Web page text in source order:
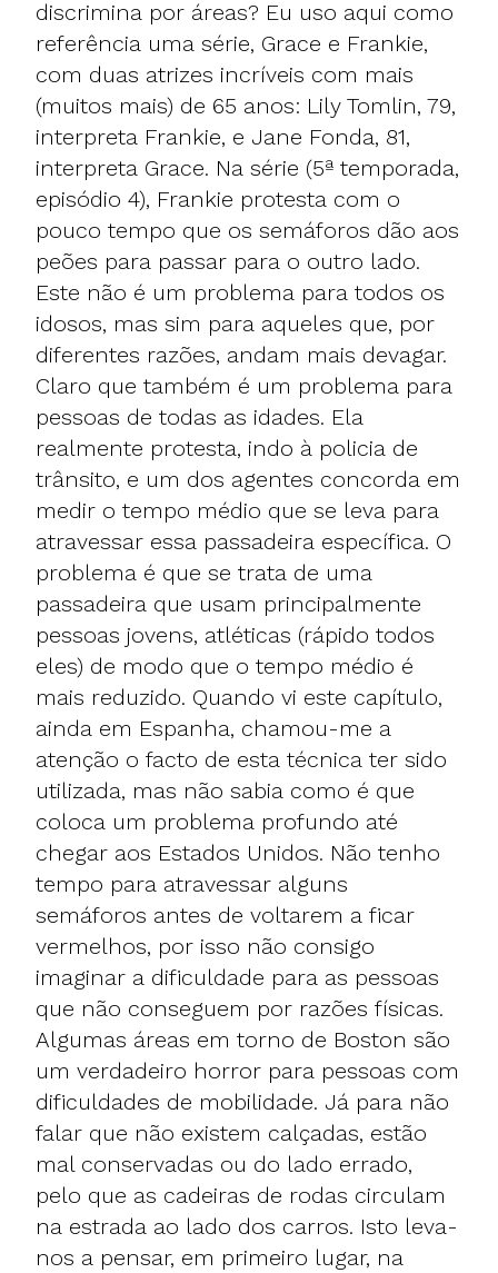
discrimina por áreas? Eu uso aqui como
referência uma série, Grace e Frankie,
com duas atrizes incríveis com mais
(muitos mais) de 65 anos: Lily Tomlin, 79,
interpreta Frankie, e Jane Fonda, 81,
interpreta Grace. Na série (5ª temporada,
episódio 4), Frankie protesta com o
pouco tempo que os semáforos dão aos
peões para passar para o outro lado.
Este não é um problema para todos os
idosos, mas sim para aqueles que, por
diferentes razões, andam mais devagar.
Claro que também é um problema para
pessoas de todas as idades. Ela
realmente protesta, indo à policia de
trânsito, e um dos agentes concorda em
medir o tempo médio que se leva para
atravessar essa passadeira específica. O
problema é que se trata de uma
passadeira que usam principalmente
pessoas jovens, atléticas (rápido todos
eles) de modo que o tempo médio é
mais reduzido. Quando vi este capítulo,
ainda em Espanha, chamou-me a
atenção o facto de esta técnica ter sido
utilizada, mas não sabia como é que
coloca um problema profundo até
chegar aos Estados Unidos. Não tenho
tempo para atravessar alguns
semáforos antes de voltarem a ficar
vermelhos, por isso não consigo
imaginar a dificuldade para as pessoas
que não conseguem por razões físicas.
Algumas áreas em torno de Boston são
um verdadeiro horror para pessoas com
dificuldades de mobilidade. Já para não
falar que não existem calçadas, estão
mal conservadas ou do lado errado,
pelo que as cadeiras de rodas circulam
na estrada ao lado dos carros. Isto leva-
nos a pensar, em primeiro lugar, na